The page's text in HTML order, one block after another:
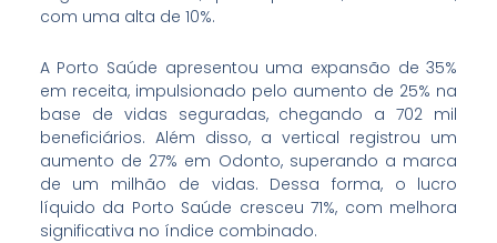
com uma alta de 10%.
A Porto Saúde apresentou uma expansão de 35%
em receita, impulsionado pelo aumento de 25% na
base de vidas seguradas, chegando a 702 mil
beneficiários. Além disso, a vertical registrou um
aumento de 27% em Odonto, superando a marca
de um milhão de vidas. Dessa forma, o lucro
líquido da Porto Saúde cresceu 71%, com melhora
significativa no índice combinado.